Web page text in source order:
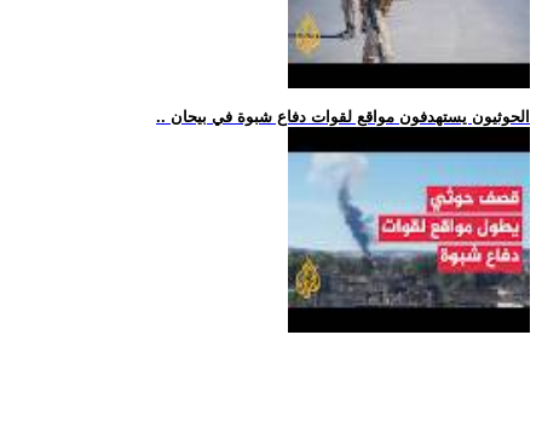
.. الحوثيون يستهدفون مواقع لقوات دفاع شبوة في بيحان